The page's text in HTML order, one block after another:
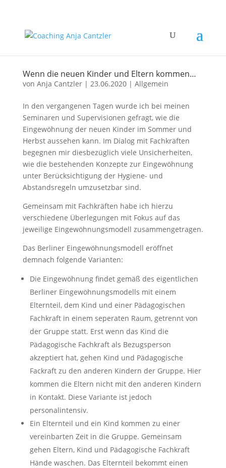
Wenn die neuen Kinder und Eltern kommen…
von Anja Cantzler| 23.06.2020| Allgemein
In den vergangenen Tagen wurde ich bei meinen
Seminaren und Supervisionen gefragt, wie die
Eingewöhnung der neuen Kinder im Sommer und
Herbst aussehen kann. Im Dialog mit Fachkräften
begegnen mir diesbezüglich viele Unsicherheiten,
wie die bestehenden Konzepte zur Eingewöhnung
unter Berücksichtigung der Hygiene- und
Abstandsregeln umzusetzbar sind.
Gemeinsam mit Fachkräften habe ich hierzu
verschiedene Überlegungen mit Fokus auf das
jeweilige Eingewöhnungsmodell zusammengetragen.
Das Berliner Eingewöhnungsmodell eröffnet
demnach folgende Varianten:
Die Eingewöhnung findet gemäß des eigentlichen
Berliner Eingewöhnungsmodells mit einem
Elternteil, dem Kind und einer Pädagogischen
Fachkraft in einem seperaten Raum, getrennt von
der Gruppe statt. Erst wenn das Kind die
Pädagogische Fachkraft als Bezugsperson
akzeptiert hat, gehen Kind und Pädagogische
Fackraft zu den anderen Kindern der Gruppe. Hier
kommen die Eltern nicht mit den anderen Kindern
in Kontakt. Diese Variante ist jedoch
personalintensiv.
Ein Elternteil und ein Kind kommen zu einer
vereinbarten Zeit in die Gruppe. Gemeinsam
gehen Eltern, Kind und Pädagogische Fachkraft
Hände waschen. Das Elternteil bekommt einen